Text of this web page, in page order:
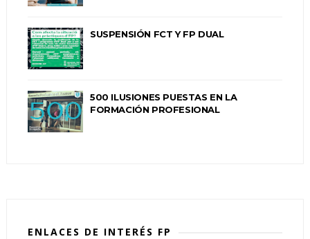
SUSPENSIÓN FCT Y FP DUAL
500 ILUSIONES PUESTAS EN LA
FORMACIÓN PROFESIONAL
ENLACES DE INTERÉS FP